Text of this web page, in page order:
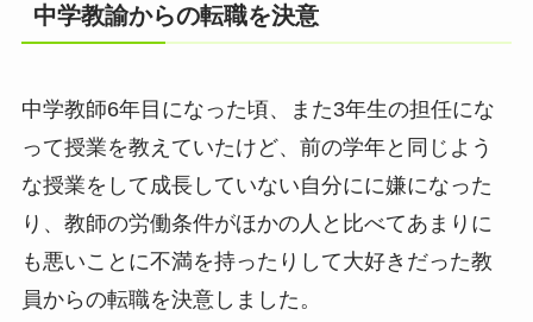
中学教諭からの転職を決意
中学教師6年目になった頃、また3年生の担任にな
って授業を教えていたけど、前の学年と同じよう
な授業をして成長していない自分にに嫌になった
り、教師の労働条件がほかの人と比べてあまりに
も悪いことに不満を持ったりして大好きだった教
員からの転職を決意しました。